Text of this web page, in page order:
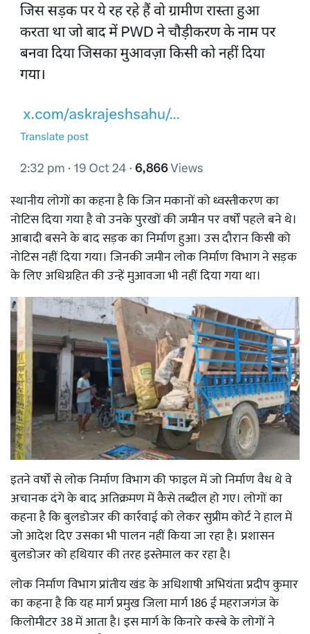
स्थानीय लोगों का कहना है कि जिन मकानों को ध्वस्तीकरण का
नोटिस दिया गया है वो उनके पुरखों की जमीन पर वर्षों पहले बने थे।
आबादी बसने के बाद सड़क का निर्माण हुआ। उस दौरान किसी को
नोटिस नहीं दिया गया। जिनकी जमीन लोक निर्माण विभाग ने सड़क
के लिए अधिग्रहित की उन्हें मुआवजा भी नहीं दिया गया था।
इतने वर्षों से लोक निर्माण विभाग की फाइल में जो निर्माण वैध थे वे
अचानक दंगे के बाद अतिक्रमण में कैसे तब्दील हो गए। लोगों का
कहना है कि बुलडोजर की कार्रवाई को लेकर सुप्रीम कोर्ट ने हाल में
जो आदेश दिए उसका भी पालन नहीं किया जा रहा है। प्रशासन
बुलडोजर को हथियार की तरह इस्तेमाल कर रहा है।
लोक निर्माण विभाग प्रांतीय खंड के अधिशाषी अभियंता प्रदीप कुमार
का कहना है कि यह मार्ग प्रमुख जिला मार्ग 186 ई महराजगंज के
किलोमीटर 38 में आता है। इस मार्ग के किनारे कस्बे के लोगों ने